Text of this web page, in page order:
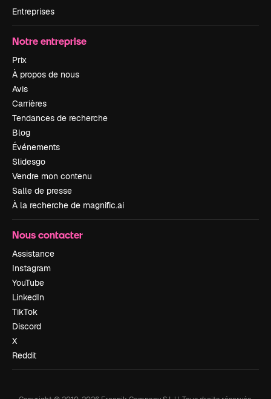
Entreprises
Notre entreprise
Prix
À propos de nous
Avis
Carrières
Tendances de recherche
Blog
Événements
Slidesgo
Vendre mon contenu
Salle de presse
À la recherche de magnific.ai
Nous contacter
Assistance
Instagram
YouTube
LinkedIn
TikTok
Discord
X
Reddit